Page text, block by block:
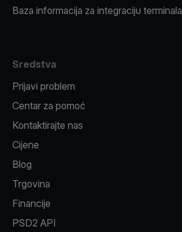
Baza informacija za integraciju terminala
Sredstva
Prijavi problem
Centar za pomoć
Kontaktirajte nas
Cijene
Blog
Trgovina
Financije
PSD2 API